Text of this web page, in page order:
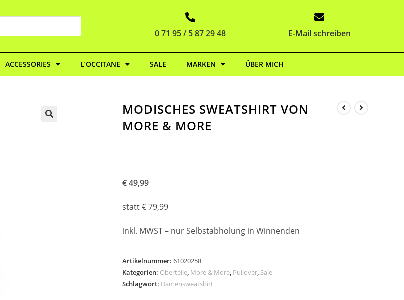
0 71 95 / 5 87 29 48 E-Mail schreiben
ACCESSORIES L’OCCITANE SALE MARKEN ÜBER MICH
MODISCHES SWEATSHIRT VON
MORE & MORE
€ 49,99
statt € 79,99
inkl. MWST – nur Selbstabholung in Winnenden
Artikelnummer: 61020258
Kategorien: Oberteile, More & More, Pullover, Sale
Schlagwort: Damensweatshirt